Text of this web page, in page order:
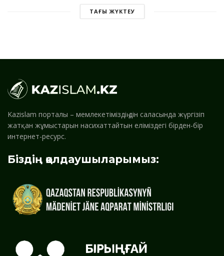
ТАҒЫ ЖҮКТЕУ
Kazislam порталы – мемлекетіміздің дін саласында жүргізіп
жатқан жұмыстарын насихаттайтын еліміздегі бірден-бір
интернет-ресурс.
Біздің қолдаушыларымыз: